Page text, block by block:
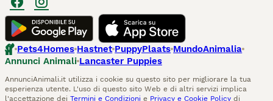
Pets4Homes Hastnet PuppyPlaats MundoAnimalia
Annunci Animali Lancaster Puppies
AnnunciAnimali.it utilizza i cookie su questo sito per migliorare la tua
esperienza utente. L'uso di questo sito Web e di altri servizi implica
l'accettazione dei Termini e Condizioni e Privacy e Cookie Policy di